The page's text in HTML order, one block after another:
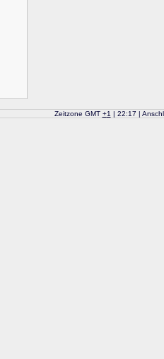
Zeitzone GMT +1 | 22:17 |